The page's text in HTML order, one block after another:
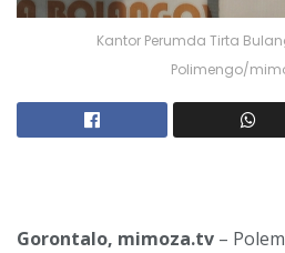
Kantor Perumda Tirta
Polimengo/
Gorontalo, mimoza.tv –